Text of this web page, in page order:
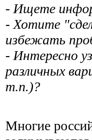
- Ищете
- Хотите
избежать
- Интересно
различных
т.п.)?
Многие